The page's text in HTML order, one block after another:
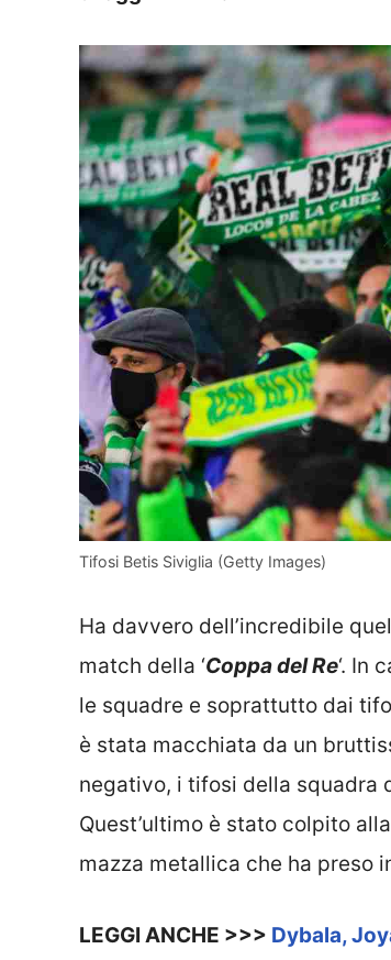
Tifosi Betis Siviglia (Getty Images)
Ha davvero dell’incredibile
match della ‘Coppa del Re‘. In
le squadre e soprattutto dai
è stata macchiata da un
negativo, i tifosi della squadra
Quest’ultimo è stato colpito
mazza metallica che ha preso
LEGGI ANCHE >>> Dybala,